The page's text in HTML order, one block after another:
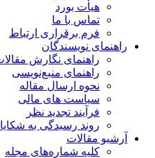
هیأت بورد
تماس با ما
فرم برقراری ارتباط
راهنمای نویسندگان
راهنمای نگارش مقالات
راهنمای منبع‌نویسی
نحوه ارسال مقاله
سیاست های مالی
فرآیند تجدید نظر
روند رسیدگی به شکایات
آرشیو مقالات
کلیه شماره‌های مجله